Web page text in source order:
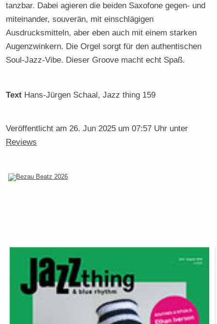
tanzbar. Dabei agieren die beiden Saxofone gegen- und
miteinander, souverän, mit einschlägigen
Ausdrucksmitteln, aber eben auch mit einem starken
Augenzwinkern. Die Orgel sorgt für den authentischen
Soul-Jazz-Vibe. Dieser Groove macht echt Spaß.
Text Hans-Jürgen Schaal, Jazz thing 159
Veröffentlicht am 26. Jun 2025 um 07:57 Uhr unter
Reviews